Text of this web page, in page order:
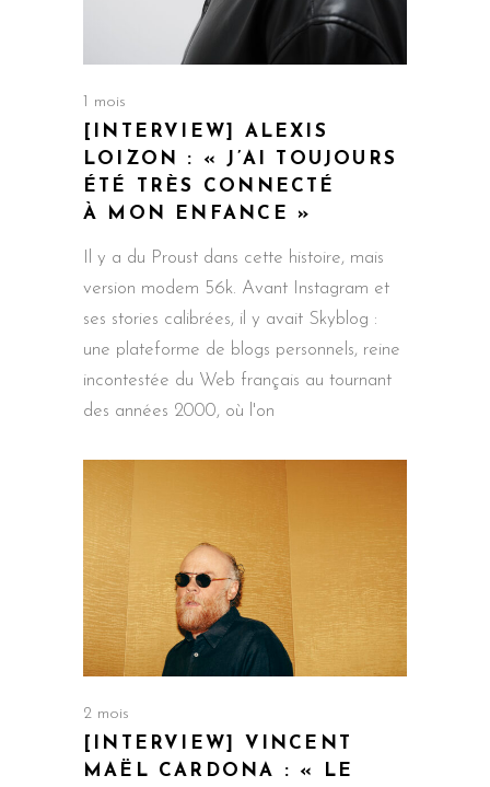
1 mois
[INTERVIEW] ALEXIS
LOIZON : « J’AI TOUJOURS
ÉTÉ TRÈS CONNECTÉ
À MON ENFANCE »
Il y a du Proust dans cette histoire, mais
version modem 56k. Avant Instagram et
ses stories calibrées, il y avait Skyblog :
une plateforme de blogs personnels, reine
incontestée du Web français au tournant
des années 2000, où l'on
2 mois
[INTERVIEW] VINCENT
MAËL CARDONA : « LE